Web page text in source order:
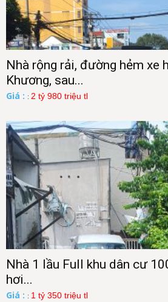
Nhà rộng rải, đường hẻm xe
Khương, sau...
Giá : : 2 tỷ 980 triệu tl
Nhà 1 lầu Full khu dân cư
hơi...
Giá : : 1 tỷ 350 triệu tl